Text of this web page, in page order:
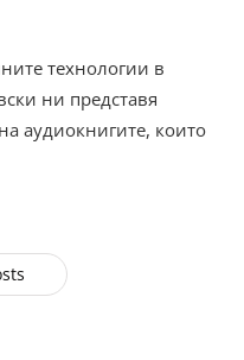
технологии в
ни представя
аудиокнигите, които